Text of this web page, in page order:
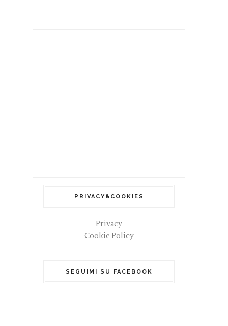
PRIVACY&COOKIES
Privacy
Cookie Policy
SEGUIMI SU FACEBOOK